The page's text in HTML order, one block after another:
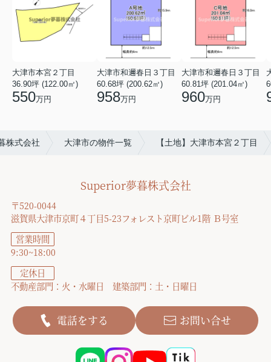
大津市本宮２丁目
36.90坪 (122.00㎡)
550万円
大津市和邇春日３丁目
60.68坪 (200.62㎡)
958万円
大津市和邇春日３丁目
60.81坪 (201.04㎡)
960万円
株式会社 大津市の物件一覧 【土地】大津市本宮２丁目
Superior夢暮株式会社
〒520-0044
滋賀県大津市京町４丁目5-23フォレスト京町ビル1階 Ｂ号室
営業時間
9:30~18:00
定休日
不動産部門：火・水曜日 建築部門：土・日曜日
電話をする お問い合せ